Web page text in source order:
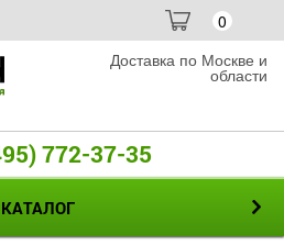
0
Доставка по Москве и
области
772-37-35
КАТАЛОГ